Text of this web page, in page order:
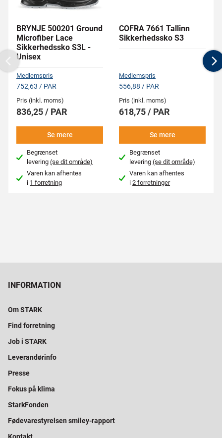
BRYNJE 500201 Ground
Microfiber Lace
Sikkerhedssko S3L -
Unisex
Medlemspris
752,63 / PAR
Pris (inkl. moms)
836,25 / PAR
Se mere
Begrænset
levering(se dit område)
Varen kan afhentes
i 1 forretning
COFRA 7661 Tallinn
Sikkerhedssko S3
Medlemspris
556,88 / PAR
Pris (inkl. moms)
618,75 / PAR
Se mere
Begrænset
levering(se dit område)
Varen kan afhentes
i2 forretninger
Previous
INFORMATION
Om STARK
Find forretning
Job i STARK
Leverandørinfo
Presse
Fokus på klima
StarkFonden
Fødevarestyrelsen smiley-rapport